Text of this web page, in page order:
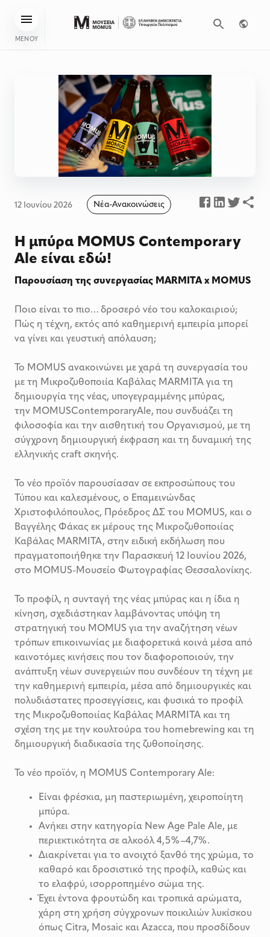
ΜΕΝΟΥ
12 Ιουνίου 2026 Νέα-Ανακοινώσεις
Η μπύρα MOMUS Contemporary
Ale είναι εδώ!
Παρουσίαση της συνεργασίας MARMITA x MOMUS
Ποιο είναι το πιο… δροσερό νέο του καλοκαιριού;
Πώς η τέχνη, εκτός από καθημερινή εμπειρία μπορεί
να γίνει και γευστική απόλαυση;
Το MOMUS ανακοινώνει με χαρά τη συνεργασία του
με τη Μικροζυθοποιία Καβάλας MARMITA για τη
δημιουργία της νέας, υπογεγραμμένης μπύρας,
την MOMUSContemporaryAle, που συνδυάζει τη
φιλοσοφία και την αισθητική του Οργανισμού, με τη
σύγχρονη δημιουργική έκφραση και τη δυναμική της
ελληνικής craft σκηνής.
Το νέο προϊόν παρουσίασαν σε εκπροσώπους του
Τύπου και καλεσμένους, ο Επαμεινώνδας
Χριστοφιλόπουλος, Πρόεδρος ΔΣ του MOMUS, και ο
Βαγγέλης Φάκας εκ μέρους της Μικροζυθοποιίας
Καβάλας MARMITA, στην ειδική εκδήλωση που
πραγματοποιήθηκε την Παρασκευή 12 Ιουνίου 2026,
στο MOMUS-Μουσείο Φωτογραφίας Θεσσαλονίκης.
Το προφίλ, η συνταγή της νέας μπύρας και η ίδια η
κίνηση, σχεδιάστηκαν λαμβάνοντας υπόψη τη
στρατηγική του MOMUS για την αναζήτηση νέων
τρόπων επικοινωνίας με διαφορετικά κοινά μέσα από
καινοτόμες κινήσεις που τον διαφοροποιούν, την
ανάπτυξη νέων συνεργειών που συνδέουν τη τέχνη με
την καθημερινή εμπειρία, μέσα από δημιουργικές και
πολυδιάστατες προσεγγίσεις, και φυσικά το προφίλ
της Μικροζυθοποιίας Καβάλας MARMITA και τη
σχέση της με την κουλτούρα του homebrewing και τη
δημιουργική διαδικασία της ζυθοποίησης.
Το νέο προϊόν, η MOMUS Contemporary Ale:
Είναι φρέσκια, μη παστεριωμένη, χειροποίητη
μπύρα.
Ανήκει στην κατηγορία New Age Pale Ale, με
περιεκτικότητα σε αλκοόλ 4,5%–4,7%.
Διακρίνεται για το ανοιχτό ξανθό της χρώμα, το
καθαρό και δροσιστικό της προφίλ, καθώς και
το ελαφρύ, ισορροπημένο σώμα της.
Έχει έντονα φρουτώδη και τροπικά αρώματα,
χάρη στη χρήση σύγχρονων ποικιλιών λυκίσκου
όπως Citra, Mosaic και Azacca, που προσδίδουν